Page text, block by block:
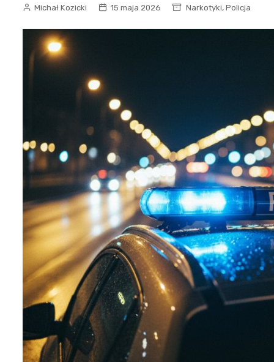
Michał Kozicki 15 maja 2026 Narkotyki, Policja